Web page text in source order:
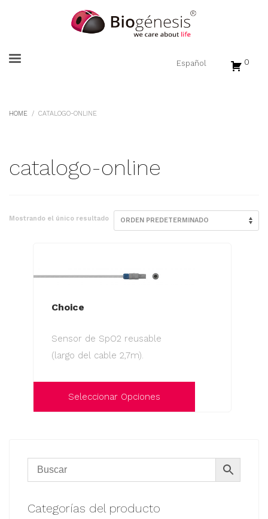
0
HOME CATALOGO-ONLINE
catalogo-online
Mostrando el único resultado
Choice
Sensor de SpO2 reusable
(largo del cable 2,7m).
Seleccionar Opciones
múltiples
Las
Categorías del producto